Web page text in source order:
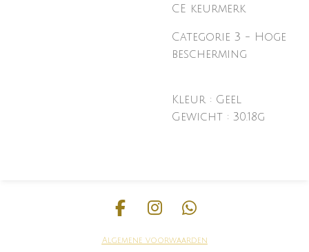
CE keurmerk
Categorie 3 - Hoge
bescherming
Kleur : Geel
Gewicht : 30.18g
F
c
I
s
W
a
Algemene voorwaarden